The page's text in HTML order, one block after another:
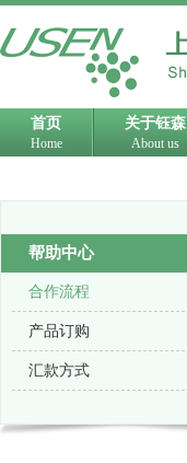
首页
Home
关于钰森
About us
帮助中心
合作流程
产品订购
汇款方式